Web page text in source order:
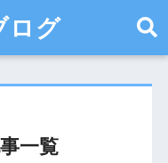
ログ
一覧